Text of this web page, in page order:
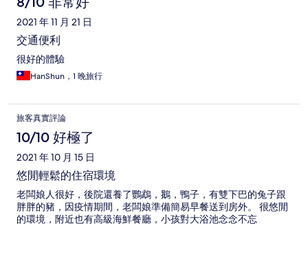
2021 年 11 月 21 日
交通便利
很好的體驗
HanShun，1 晚旅行
旅客真實評論
10/10 好極了
2021 年 10 月 15 日
悠閒輕鬆的住宿環境
老闆娘人很好，後院還養了鸚鵡，鵝，鴨子，有雙下巴的兔子跟
胖胖的豬，因疫情期間，老闆娘準備簡易早餐送到房外。 很悠閒
的環境，附近也有高級海鮮餐廳，小孩對大浴池念念不忘